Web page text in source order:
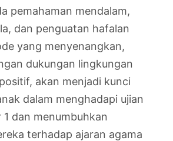
pemahaman mendalam,
dan penguatan hafalan
yang menyenangkan,
dukungan lingkungan
akan menjadi kunci
dalam menghadapi ujian
1 dan menumbuhkan
terhadap ajaran agama